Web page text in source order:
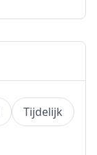
Tijdelijk